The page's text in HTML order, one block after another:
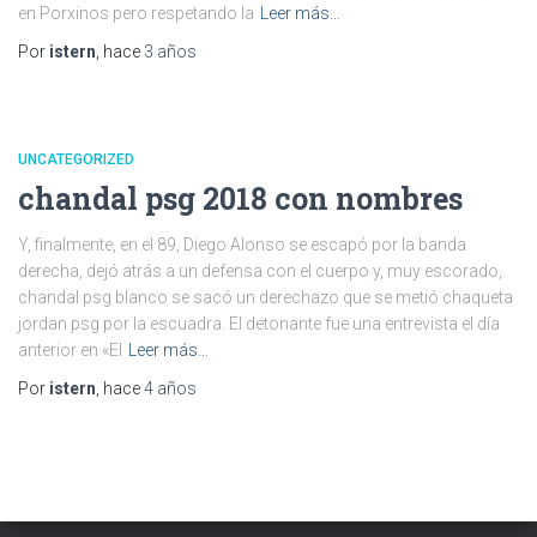
en Porxinos pero respetando la
Leer más…
Por istern , hace 3 años
UNCATEGORIZED
chandal psg 2018 con nombres
Y, finalmente, en el 89, Diego Alonso se escapó por la banda
derecha, dejó atrás a un defensa con el cuerpo y, muy escorado,
chandal psg blanco se sacó un derechazo que se metió chaqueta
jordan psg por la escuadra. El detonante fue una entrevista el día
anterior en «El
Leer más…
Por istern , hace4 años